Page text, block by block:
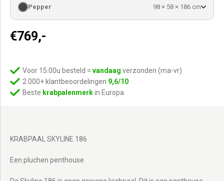
KRABPAAL SKYLINE 186
Een pluchen penthouse
€769,-
Pepper 98 × 58 × 186 cm
Voor 15:00u besteld = vandaag verzonden (ma-vr)
2.000+ klantbeoordelingen 9,6/10
Beste krabpalenmerkin Europa